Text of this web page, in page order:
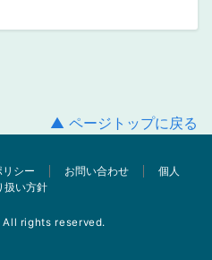
▲ ページトップに戻る
シー お問い合わせ
個人
扱い方針
All rights reserved.